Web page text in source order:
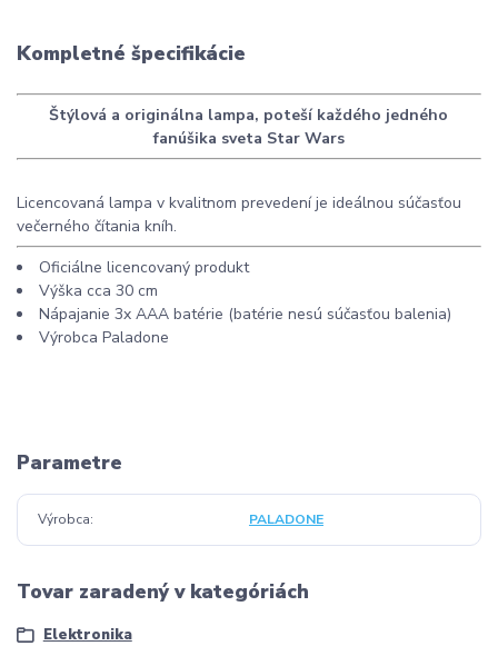
Kompletné špecifikácie
Štýlová a originálna lampa, poteší každého jedného
fanúšika sveta Star Wars
Licencovaná lampa v kvalitnom prevedení je ideálnou súčasťou
večerného čítania kníh.
Oficiálne licencovaný produkt
Výška cca 30 cm
Nápajanie 3x AAA batérie (batérie nesú súčasťou balenia)
Výrobca Paladone
Parametre
Výrobca PALADONE
Tovar zaradený v kategóriách
Elektronika